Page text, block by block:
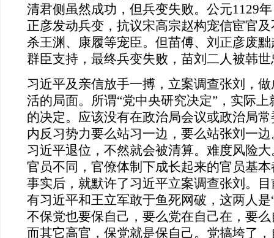
清君侧虽然成功，但兵变失败。公元1129
正彦发动兵变，抗议宋高宗赵构宠信宦官
杀王渊、康履等宠臣。但苗傅、刘正彦废
群臣支持，最终兵变失败，苗刘二人被韩
习近平及亲信放手一搏，立案调查张刘，
活的局面。所谓“党中央研究决定”，实际
的决定。应该没有在政治局会议或政治局
内反习势力要么站习一边，要么站张刘一
习近平退位，不然就会被清算。难度风险
官员不同，官僚体制下成长起来的官员基
事实后，就默许了习近平立案调查张刘。
有习近平和王立军敢于鱼死网破，这两人是
不保党也要保自己，要么党在自己在，要
而其它高官，保党就是保自己。党搞垮了